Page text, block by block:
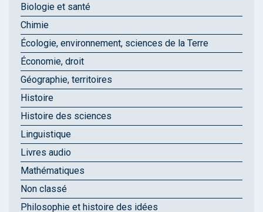
Biologie et santé
Chimie
Écologie, environnement, sciences de la Terre
Économie, droit
Géographie, territoires
Histoire
Histoire des sciences
Linguistique
Livres audio
Mathématiques
Non classé
Philosophie et histoire des idées